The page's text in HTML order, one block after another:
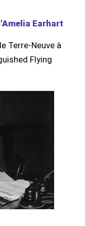
Earhart
Terre-Neuve à
Flying